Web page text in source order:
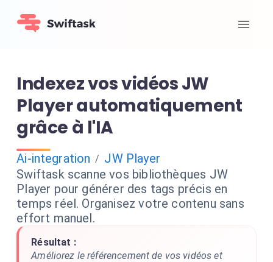
Indexez vos vidéos JW
Player automatiquement
grâce à l'IA
Ai-integration / JW Player
Swiftask scanne vos bibliothèques JW
Player pour générer des tags précis en
temps réel. Organisez votre contenu sans
effort manuel.
Résultat :
Améliorez le référencement de vos vidéos et